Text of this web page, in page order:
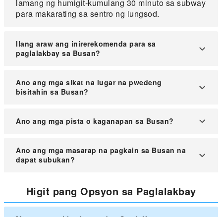
lamang ng humigit-kumulang 30 minuto sa subway
para makarating sa sentro ng lungsod.
Ilang araw ang inirerekomenda para sa
paglalakbay sa Busan?
Ang 2-gabi at 3-araw na paglalakbay ay ideal para
mag-sightseeing sa Busan. Kung nais mong mas
Ano ang mga sikat na lugar na pwedeng
bisitahin sa Busan?
Sa tag-init, sikat ang bakasyunan na Haeundae
Beach at ang Haedong Yonggungsa Temple na
Ano ang mga pista o kaganapan sa Busan?
Ang Busan ay sumusunod sa mga pambansang
pista ng South Korea. Tuwing Oktubre, ginaganap
Ano ang mga masarap na pagkain sa Busan na
dapat subukan?
Kilala ang Busan sa tatlong pangunahing lokal na
pagkain: Dwaeji Gukbap (sabaw na baboy na may
kanin), Milmyeon (wheat noodles), at Nakgopsae
Higit pang Opsyon sa Paglalakbay